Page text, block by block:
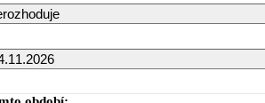
Listopad 2026